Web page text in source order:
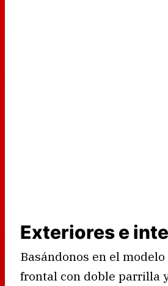
Exteriores e
Basándonos en el
frontal con doble parrilla